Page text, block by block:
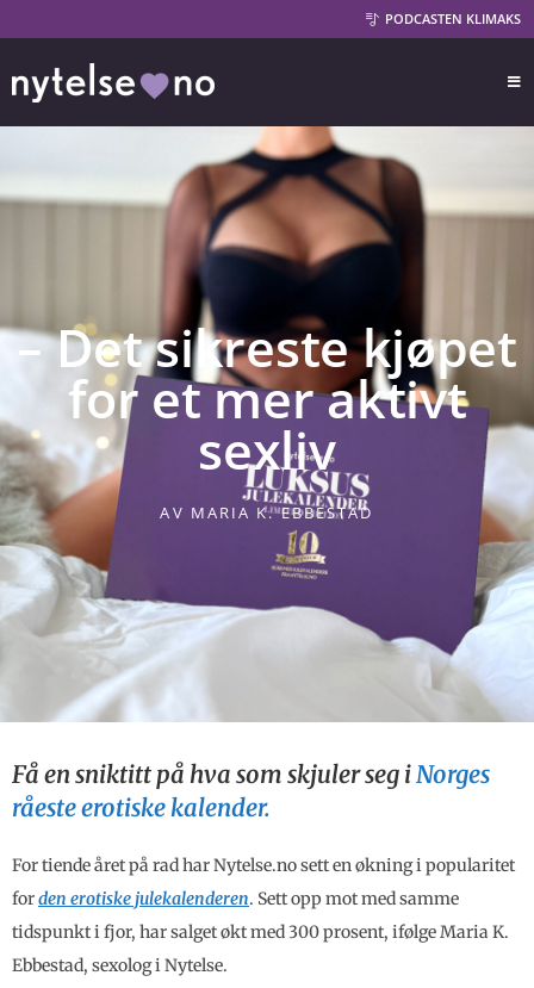
PODCASTEN KLIMAKS
– Det sikreste kjøpet
for et mer aktivt
sexliv
AV MARIA K. EBBESTAD
Få en sniktitt på hva som skjuler seg iNorges
råeste erotiske kalender.
For tiende året på rad har Nytelse.no sett en økning i popularitet
forden erotiske julekalenderen. Sett opp mot med samme
tidspunkt i fjor, har salget økt med 300 prosent, ifølge Maria K.
Ebbestad, sexolog i Nytelse.